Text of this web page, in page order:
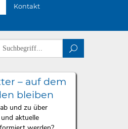
Kontakt
– auf dem
bleiben
und zu über
aktuelle